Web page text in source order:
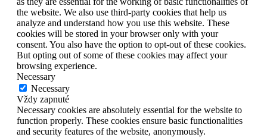
the website. We also use third-party cookies that help us
analyze and understand how you use this website. These
cookies will be stored in your browser only with your
consent. You also have the option to opt-out of these cookies.
But opting out of some of these cookies may affect your
browsing experience.
Necessary
Necessary
Vždy zapnuté
Necessary cookies are absolutely essential for the website to
function properly. These cookies ensure basic functionalities
and security features of the website, anonymously.